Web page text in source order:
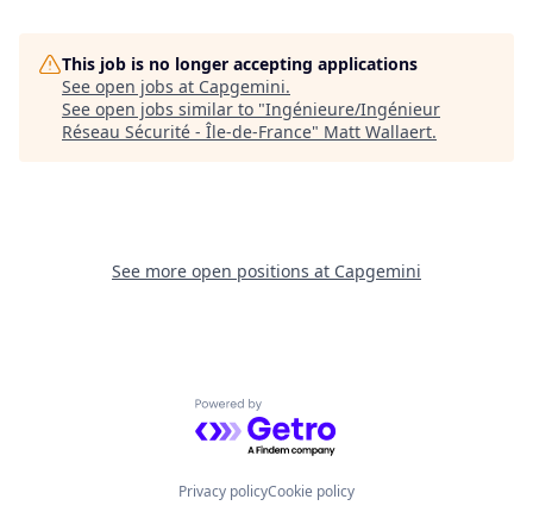
This job is no longer accepting applications
See open jobs at Capgemini.
See open jobs similar to "Ingénieure/Ingénieur
Réseau Sécurité - Île-de-France" Matt Wallaert.
See more open positions at Capgemini
Powered by Getro.com
Privacy policyCookie policy